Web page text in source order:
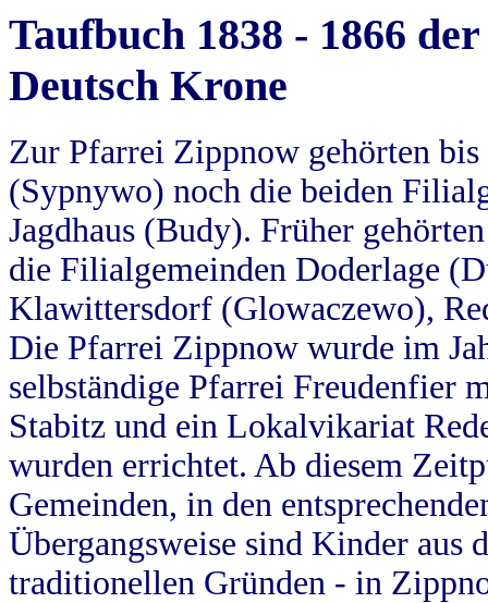
Taufbuch 1838 - 1866
Deutsch Krone
Zur Pfarrei Zippnow gehörten
(Sypnywo) noch die beiden
Jagdhaus (Budy). Früher
die Filialgemeinden Doderlage
Klawittersdorf (Glowaczewo),
Die Pfarrei Zippnow wurde im
selbständige Pfarrei Freudenfier
Stabitz und ein Lokalvikariat
wurden errichtet. Ab diesem
Gemeinden, in den
Übergangsweise sind Kinder aus
traditionellen Gründen - in